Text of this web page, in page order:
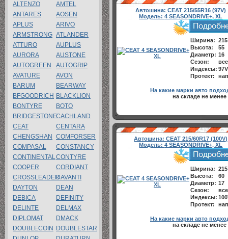
Автошина:CEAT 215/55R16 (97V)
Модель:4 SEASONDRIVE+, XL
Ширина: 215
Высота:
55
Диаметр: 16
Сезон:
Индексы: 97V
Протект:
На какие марки авто
на складе не менее
Автошина:CEAT 215/60R17 (100V)
Модель:4 SEASONDRIVE+, XL
Ширина: 215
Высота:
60
Диаметр: 17
Сезон:
Индексы:
Протект:
На какие марки авто
на складе не менее
ALTENZO
AMTEL
ANTARES
AOSEN
APLUS
ARIVO
ARMSTRONG ATLANDER
ATTURO
AUPLUS
AURORA
AUSTONE
AUTOGREEN
AUTOGRIP
AVATURE
AVON
BARUM
BEARWAY
BFGOODRICH BLACKLION
BONTYRE
BOTO
BRIDGESTONECACHLAND
CEAT
CENTARA
CHENGSHAN
COMFORSER
COMPASAL
CONSTANCY
CONTINENTALCONTYRE
COOPER
CORDIANT
CROSSLEADERDAVANTI
DAYTON
DEAN
DEBICA
DEFINITY
DELINTE
DELMAX
DIPLOMAT
DMACK
DOUBLECOIN
DOUBLESTAR